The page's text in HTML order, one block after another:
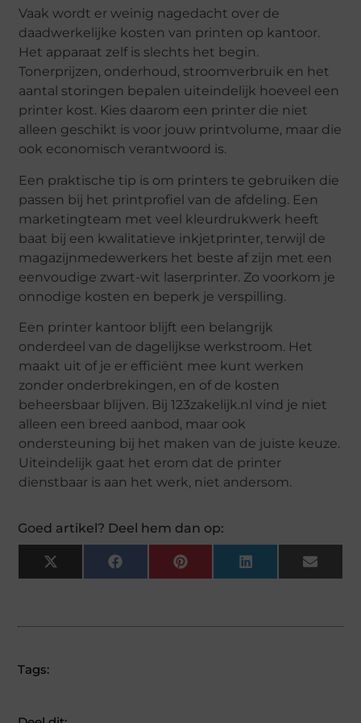
Vaak wordt er weinig nagedacht over de
daadwerkelijke kosten van printen op kantoor.
Het apparaat zelf is slechts het begin.
Tonerprijzen, onderhoud, stroomverbruik en het
aantal storingen bepalen uiteindelijk hoeveel een
printer kost. Kies daarom een printer die niet
alleen geschikt is voor jouw printvolume, maar die
ook economisch verantwoord is.
Een praktische tip is om printers te gebruiken die
passen bij het printprofiel van de afdeling. Een
marketingteam met veel kleurdrukwerk heeft
baat bij een kwalitatieve inkjetprinter, terwijl de
magazijnmedewerkers het beste af zijn met een
eenvoudige zwart-wit laserprinter. Zo voorkom je
onnodige kosten en beperk je verspilling.
Een printer kantoor blijft een belangrijk
onderdeel van de dagelijkse werkstroom. Het
maakt uit of je er efficiënt mee kunt werken
zonder onderbrekingen, en of de kosten
beheersbaar blijven. Bij 123zakelijk.nl vind je niet
alleen een breed aanbod, maar ook
ondersteuning bij het maken van de juiste keuze.
Uiteindelijk gaat het erom dat de printer
dienstbaar is aan het werk, niet andersom.
Goed artikel? Deel hem dan op:
X
(Twitter)
Facebook Pinterest LinkedIn Email
Tags: